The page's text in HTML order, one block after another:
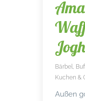
Bärbel,
Kuchen &
Außen